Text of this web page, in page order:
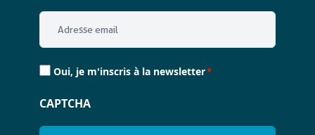
Email
Consent
Oui, je m'inscris à la newsletter*
CAPTCHA